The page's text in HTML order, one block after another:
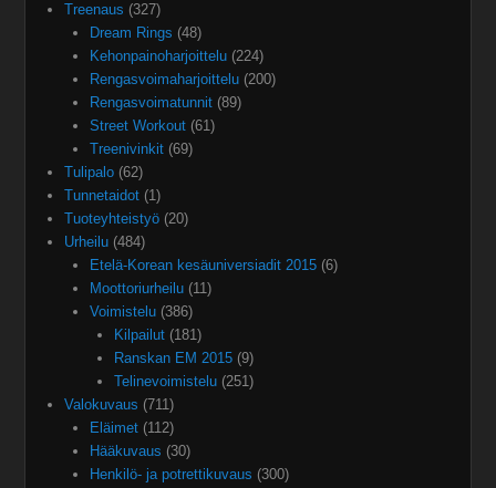
Treenaus (327)
Dream Rings (48)
Kehonpainoharjoittelu(224)
Rengasvoimaharjoittelu(200)
Rengasvoimatunnit(89)
Street Workout(61)
Treenivinkit(69)
Tulipalo (62)
Tunnetaidot (1)
Tuoteyhteistyö (20)
Urheilu (484)
Etelä-Korean kesäuniversiadit 2015(6)
Moottoriurheilu(11)
Voimistelu(386)
Kilpailut (181)
Ranskan EM 2015 (9)
Telinevoimistelu (251)
Valokuvaus (711)
Eläimet(112)
Hääkuvaus (30)
Henkilö- ja potrettikuvaus (300)